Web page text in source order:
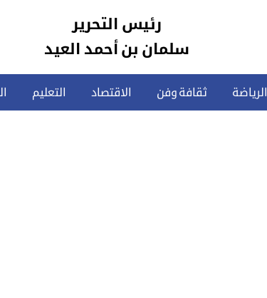
رئيس التحرير
سلمان بن أحمد العيد
الرياضة ثقافة وفن الاقتصاد التعليم